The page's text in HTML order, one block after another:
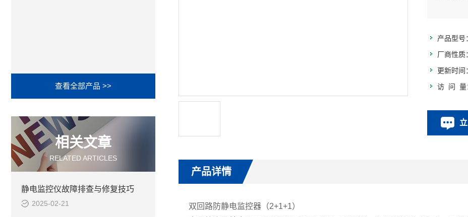
查看全部产品 >>
相关文章
RELATED ARTICLES
静电监控仪故障排查与修复技巧
2025-02-21
产品型号
厂商性质
更新时间
访 问 量
产品详情
双回路防静电监控器（2+1+1）